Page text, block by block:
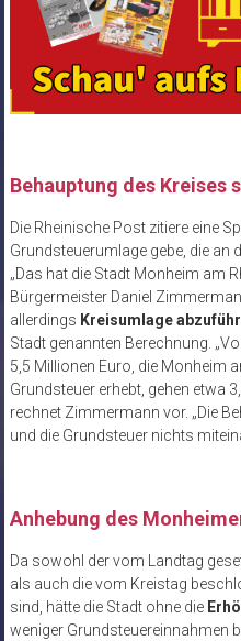
Behauptung des Kreises
Die Rheinische Post zitiere eine
Grundsteuerumlage gebe, die an
„Das hat die Stadt Monheim am
Bürgermeister Daniel
allerdings Kreisumlage
Stadt genannten Berechnung.
5,5 Millionen Euro, die Monheim
Grundsteuer erhebt, gehen etwa
rechnet Zimmermann vor. „Die
und die Grundsteuer nichts
Anhebung des
Da sowohl der vom Landtag
als auch die vom Kreistag
sind, hätte die Stadt ohne die
weniger Grundsteuereinnahmen